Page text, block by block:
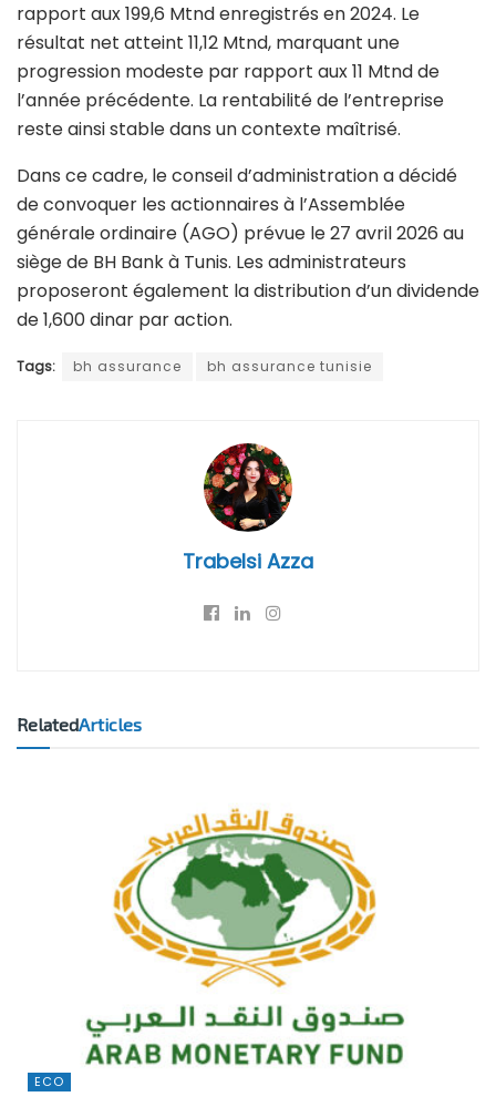
rapport aux 199,6 Mtnd enregistrés en 2024. Le
résultat net atteint 11,12 Mtnd, marquant une
progression modeste par rapport aux 11 Mtnd de
l’année précédente. La rentabilité de l’entreprise
reste ainsi stable dans un contexte maîtrisé.
Dans ce cadre, le conseil d’administration a décidé
de convoquer les actionnaires à l’Assemblée
générale ordinaire (AGO) prévue le 27 avril 2026 au
siège de BH Bank à Tunis. Les administrateurs
proposeront également la distribution d’un dividende
de 1,600 dinar par action.
Tags: bh assurance bh assurance tunisie
Trabelsi Azza
RelatedArticles
ECO